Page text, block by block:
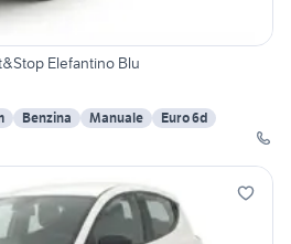
Elefantino Blu
Benzina Manuale
Euro 6d